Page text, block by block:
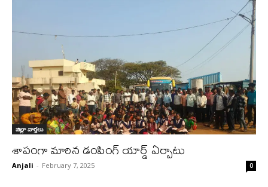
జిల్లా వార్త‌లు
శాపంగా మారిన డంపింగ్ యార్డ్ ఏర్పాటు
Anjali - February 7, 2025 0